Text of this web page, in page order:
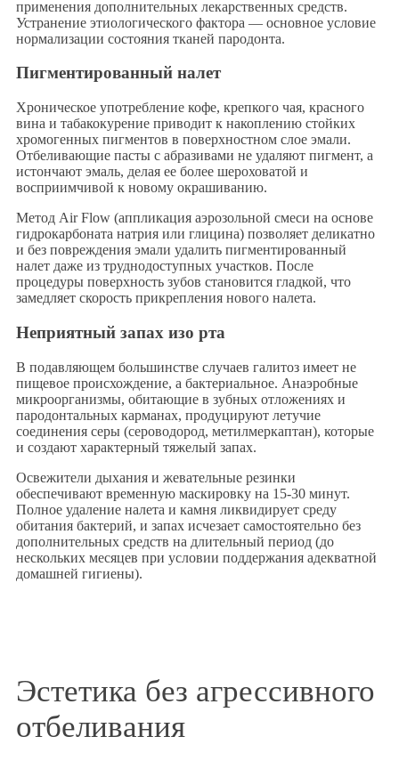
применения дополнительных лекарственных средств.
Устранение этиологического фактора — основное условие
нормализации состояния тканей пародонта.
Пигментированный налет
Хроническое употребление кофе, крепкого чая, красного
вина и табакокурение приводит к накоплению стойких
хромогенных пигментов в поверхностном слое эмали.
Отбеливающие пасты с абразивами не удаляют пигмент, а
истончают эмаль, делая ее более шероховатой и
восприимчивой к новому окрашиванию.
Метод Air Flow (аппликация аэрозольной смеси на основе
гидрокарбоната натрия или глицина) позволяет деликатно
и без повреждения эмали удалить пигментированный
налет даже из труднодоступных участков. После
процедуры поверхность зубов становится гладкой, что
замедляет скорость прикрепления нового налета.
Неприятный запах изо рта
В подавляющем большинстве случаев галитоз имеет не
пищевое происхождение, а бактериальное. Анаэробные
микроорганизмы, обитающие в зубных отложениях и
пародонтальных карманах, продуцируют летучие
соединения серы (сероводород, метилмеркаптан), которые
и создают характерный тяжелый запах.
Освежители дыхания и жевательные резинки
обеспечивают временную маскировку на 15-30 минут.
Полное удаление налета и камня ликвидирует среду
обитания бактерий, и запах исчезает самостоятельно без
дополнительных средств на длительный период (до
нескольких месяцев при условии поддержания адекватной
домашней гигиены).
Эстетика без агрессивного
отбеливания